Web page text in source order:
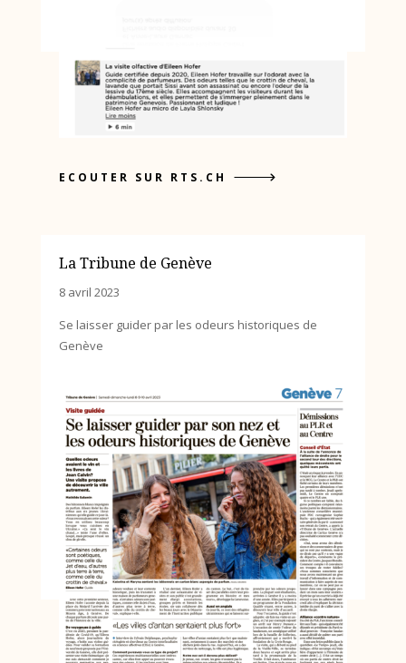
ECOUTER SUR RTS.CH
La Tribune de Genève
8 avril 2023
Se laisser guider par les odeurs historiques de
Genève